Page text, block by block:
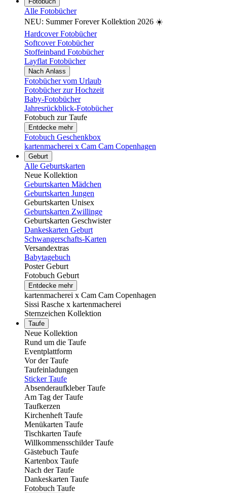
Alle Fotobücher
NEU: Summer Forever Kollektion 2026 ☀️
Hardcover Fotobücher
Softcover Fotobücher
Stoffeinband Fotobücher
Layflat Fotobücher
Nach Anlass
Fotobücher vom Urlaub
Fotobücher zur Hochzeit
Baby-Fotobücher
Jahresrückblick-Fotobücher
Fotobuch zur Taufe
Entdecke mehr
Fotobuch Geschenkbox
kartenmacherei x Cam Cam Copenhagen
Geburt
Alle Geburtskarten
Neue Kollektion
Geburtskarten Mädchen
Geburtskarten Jungen
Geburtskarten Unisex
Geburtskarten Zwillinge
Geburtskarten Geschwister
Dankeskarten Geburt
Schwangerschafts-Karten
Versandextras
Babytagebuch
Poster Geburt
Fotobuch Geburt
Entdecke mehr
kartenmacherei x Cam Cam Copenhagen
Sissi Rasche x kartenmacherei
Sternzeichen Kollektion
Taufe
Neue Kollektion
Rund um die Taufe
Eventplattform
Vor der Taufe
Taufeinladungen
Sticker Taufe
Absenderaufkleber Taufe
Am Tag der Taufe
Taufkerzen
Kirchenheft Taufe
Menükarten Taufe
Tischkarten Taufe
Willkommensschilder Taufe
Gästebuch Taufe
Kartenbox Taufe
Nach der Taufe
Dankeskarten Taufe
Fotobuch Taufe